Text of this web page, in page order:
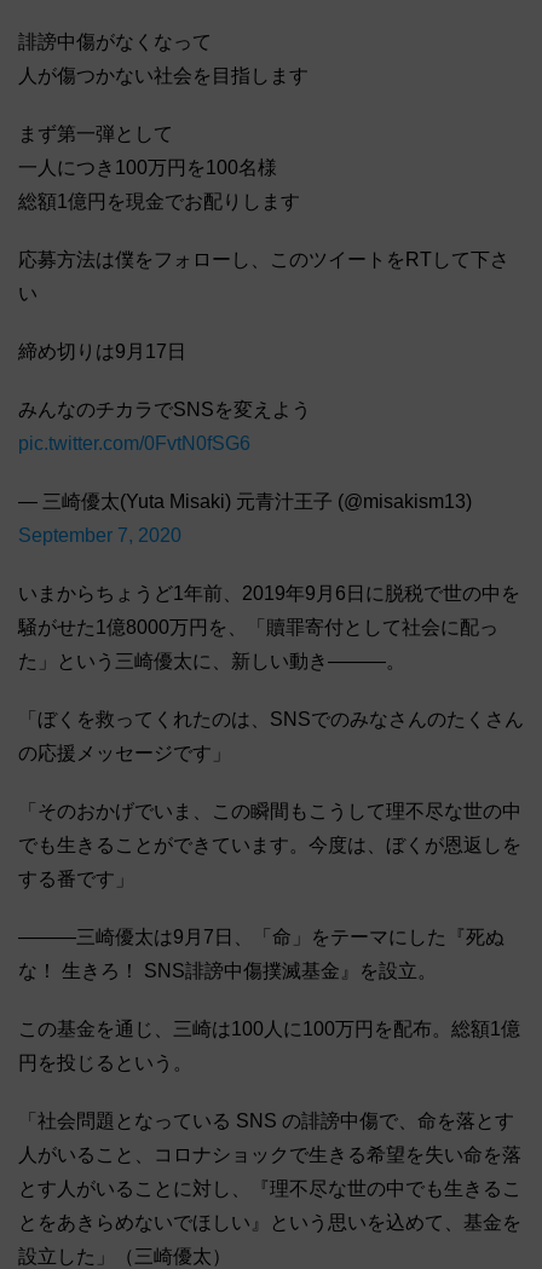
誹謗中傷がなくなって
人が傷つかない社会を目指します
まず第一弾として
一人につき100万円を100名様
総額1億円を現金でお配りします
応募方法は僕をフォローし、このツイートをRTして下さ
い
締め切りは9月17日
みんなのチカラでSNSを変えよう
pic.twitter.com/0FvtN0fSG6
— 三崎優太(Yuta Misaki) 元青汁王子 (@misakism13)
September 7, 2020
いまからちょうど1年前、2019年9月6日に脱税で世の中を
騒がせた1億8000万円を、「贖罪寄付として社会に配っ
た」という三崎優太に、新しい動き―――。
「ぼくを救ってくれたのは、SNSでのみなさんのたくさん
の応援メッセージです」
「そのおかげでいま、この瞬間もこうして理不尽な世の中
でも生きることができています。今度は、ぼくが恩返しを
する番です」
―――三崎優太は9月7日、「命」をテーマにした『死ぬ
な！ 生きろ！ SNS誹謗中傷撲滅基金』を設立。
この基金を通じ、三崎は100人に100万円を配布。総額1億
円を投じるという。
「社会問題となっている SNS の誹謗中傷で、命を落とす
人がいること、コロナショックで生きる希望を失い命を落
とす人がいることに対し、『理不尽な世の中でも生きるこ
とをあきらめないでほしい』という思いを込めて、基金を
設立した」（三崎優太）